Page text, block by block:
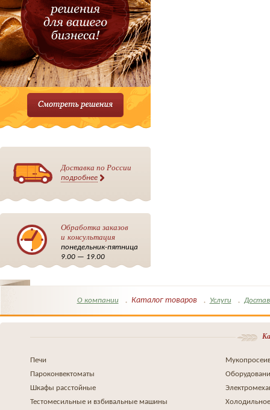
Доставка по России
подробнее
Обработка заказов
и консультация
понедельник-пятница
9.00 — 19.00
О компании Каталог товаров Услуги
Печи
Пароконвектоматы
Шкафы расстойные
Тестомесильные и взбивальные машины